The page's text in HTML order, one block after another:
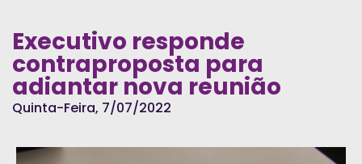
Executivo responde
contraproposta para
adiantar nova reunião
Quinta-Feira, 7/07/2022